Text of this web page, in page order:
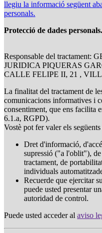
llegiu la informació següent
personals.
Protecció de dades personals.
Responsable del tractament:
JURIDICA PIQUERAS
CALLE FELIPE II, 21 ,
La finalitat del tractament de
comunicacions informatives i
consentiment, que ens facilita
6.1.a, RGPD).
Vostè pot fer valer els
Dret d'informació,
supressió ("a l'oblit"),
tractament, de
individuals
Recuerde que ejercitar
puede usted presentar
autoridad de control.
Puede usted acceder al aviso